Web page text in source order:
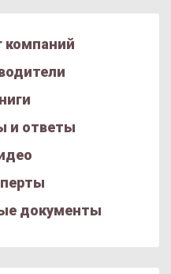
компаний
и ответы
документы